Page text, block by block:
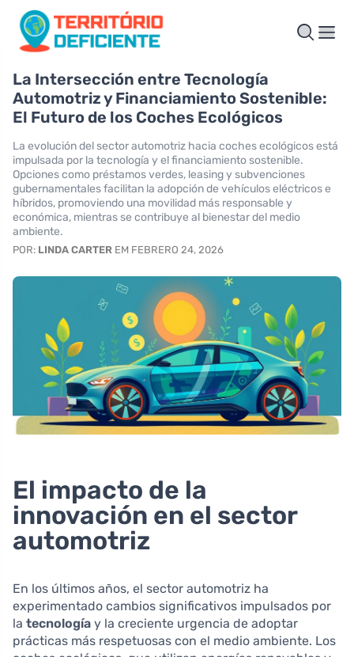
La Intersección entre Tecnología
Automotriz y Financiamiento Sostenible:
El Futuro de los Coches Ecológicos
La evolución del sector automotriz hacia coches ecológicos está
impulsada por la tecnología y el financiamiento sostenible.
Opciones como préstamos verdes, leasing y subvenciones
gubernamentales facilitan la adopción de vehículos eléctricos e
híbridos, promoviendo una movilidad más responsable y
económica, mientras se contribuye al bienestar del medio
ambiente.
POR: LINDA CARTER EM FEBRERO 24, 2026
El impacto de la
innovación en el sector
automotriz
En los últimos años, el sector automotriz ha
experimentado cambios significativos impulsados por
la tecnología y la creciente urgencia de adoptar
prácticas más respetuosas con el medio ambiente. Los